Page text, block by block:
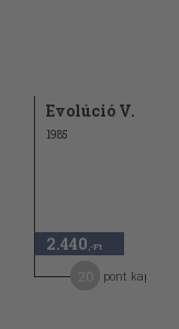
Evolúció V.
1985
2.440 ,-Ft
pont kapható